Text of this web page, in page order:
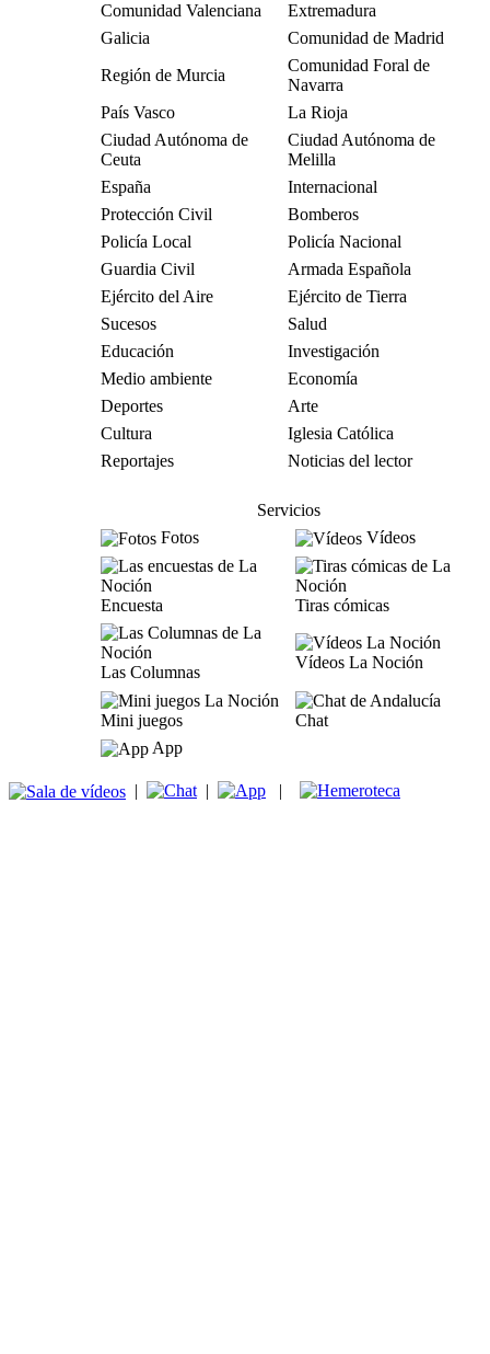
Comunidad Valenciana
Extremadura
Galicia
Comunidad de Madrid
Región de Murcia
Comunidad Foral de
Navarra
País Vasco
La Rioja
Ciudad Autónoma de
Ceuta
Ciudad Autónoma de
Melilla
España
Internacional
Protección Civil
Bomberos
Policía Local
Policía Nacional
Guardia Civil
Armada Española
Ejército del Aire
Ejército de Tierra
Sucesos
Salud
Educación
Investigación
Medio ambiente
Economía
Deportes
Arte
Cultura
Iglesia Católica
Reportajes
Noticias del lector
Servicios
Fotos
Vídeos
Encuesta Tiras cómicas
Las Columnas
Vídeos La Noción
Mini juegos
Chat
App
| | |